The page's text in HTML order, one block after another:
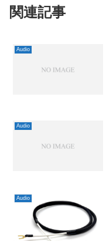
関連記事
Audio
Audio
Audio